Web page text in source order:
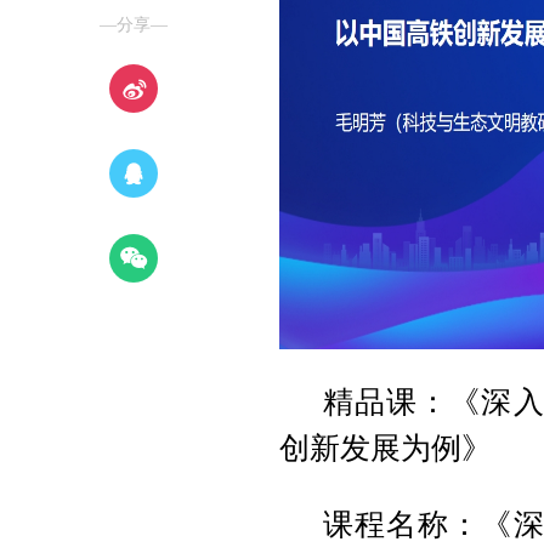
—分享—
精品课：《深
创新发展为例》
课程名称：《